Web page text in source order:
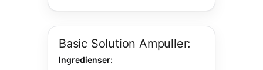
Basic Solution Ampuller:
Ingredienser: